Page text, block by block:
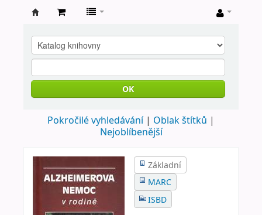
knihovna
Nové
Město
Metují
OK
Pokročilé vyhledávání
Oblak štítků
Nejoblíbenější
Základní
MARC
ISBD